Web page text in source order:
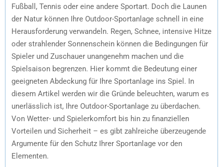
Fußball, Tennis oder eine andere Sportart. Doch die Launen
der Natur können Ihre Outdoor-Sportanlage schnell in eine
Herausforderung verwandeln. Regen, Schnee, intensive Hitze
oder strahlender Sonnenschein können die Bedingungen für
Spieler und Zuschauer unangenehm machen und die
Spielsaison begrenzen. Hier kommt die Bedeutung einer
geeigneten Abdeckung für Ihre Sportanlage ins Spiel. In
diesem Artikel werden wir die Gründe beleuchten, warum es
unerlässlich ist, Ihre Outdoor-Sportanlage zu überdachen.
Von Wetter- und Spielerkomfort bis hin zu finanziellen
Vorteilen und Sicherheit – es gibt zahlreiche überzeugende
Argumente für den Schutz Ihrer Sportanlage vor den
Elementen.